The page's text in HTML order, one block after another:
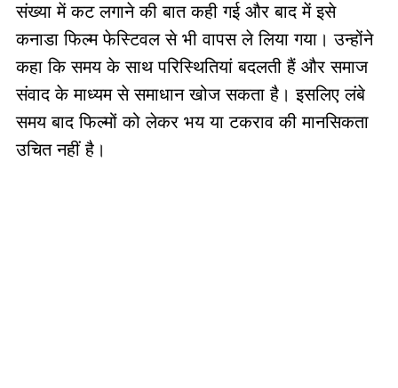
संख्या में कट लगाने की बात कही गई और बाद में इसे
कनाडा फिल्म फेस्टिवल से भी वापस ले लिया गया। उन्होंने
कहा कि समय के साथ परिस्थितियां बदलती हैं और समाज
संवाद के माध्यम से समाधान खोज सकता है। इसलिए लंबे
समय बाद फिल्मों को लेकर भय या टकराव की मानसिकता
उचित नहीं है।